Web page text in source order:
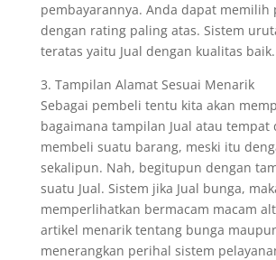
pembayarannya. Anda dapat memilih
dengan rating paling atas. Sistem
teratas yaitu Jual dengan kualitas baik.
3. Tampilan Alamat Sesuai Menarik
Sebagai pembeli tentu kita akan
bagaimana tampilan Jual atau tempat
membeli suatu barang, meski itu
sekalipun. Nah, begitupun dengan
suatu Jual. Sistem jika Jual bunga,
memperlihatkan bermacam macam
artikel menarik tentang bunga
menerangkan perihal sistem